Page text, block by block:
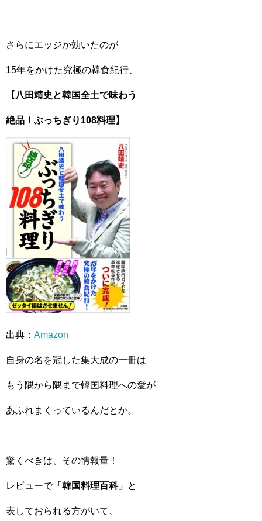
さらにエッジか効いたのが
15年をかけた究極の韓食紀行、
【八田靖史と韓国全土で味わう
絶品！ぶっちぎり108料理】
出典： Amazon
自身の名を冠した集大成の一冊は
もう隅から隅まで韓国料理への愛が
あふれまくっているんだとか。
驚くべきは、その情報量！
レビューで「韓国料理百科」 と
表しておられる方がいて、